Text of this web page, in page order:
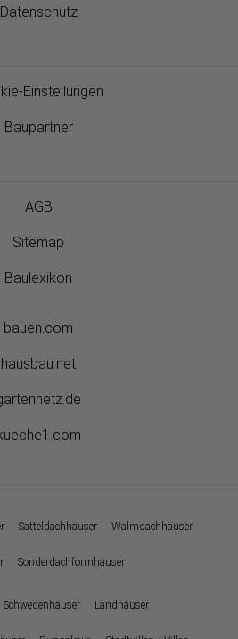
Datenschutz
Einstellungen
Baupartner
AGB
Sitemap
Baulexikon
bauen.com
hausbau.net
Satteldachhäuser Walmdachhäuser
Sonderdachformhäuser
Schwedenhäuser Landhäuser